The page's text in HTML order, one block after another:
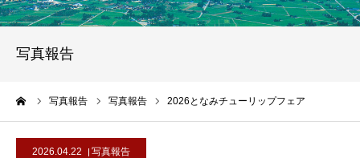
写真報告
写真報告 写真報告 2026となみチューリップフェア
2026.04.22 写真報告